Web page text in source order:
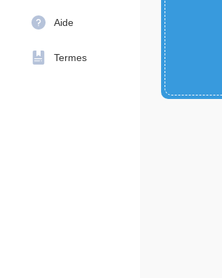
Aide
Termes